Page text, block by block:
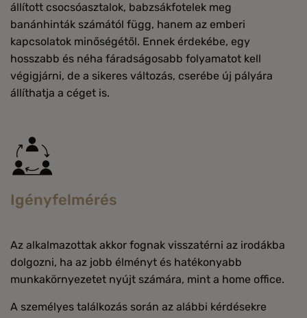
állított csocsóasztalok, babzsákfotelek meg
banánhinták számától függ, hanem az emberi
kapcsolatok minőségétől. Ennek érdekébe, egy
hosszabb és néha fáradságosabb folyamatot kell
végigjárni, de a sikeres változás, cserébe új pályára
állíthatja a céget is.
Igényfelmérés
Az alkalmazottak akkor fognak visszatérni az irodákba
dolgozni, ha az jobb élményt és hatékonyabb
munkakörnyezetet nyújt számára, mint a home office.
A személyes találkozás során az alábbi kérdésekre